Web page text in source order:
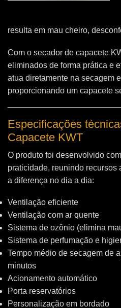
resulta em mau cheiro,
Com o secador de capacete
eliminados de forma prática e
atua diretamente na secagem
proporcionando um capacete
Especificações
Capacete KWT
O produto foi desenvolvido
praticidade, reunindo recursos
a diferença no dia a dia:
Ventilação eficiente
Ventilação com ar quente
Sistema de ozônio (elimina
Sistema de perfumação e
Tempo médio de secagem de
minutos
Acionamento automático
Porta reservatórios
Personalização em bordado